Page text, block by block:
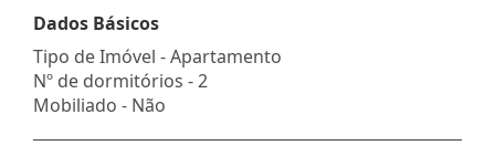
Dados Básicos
Tipo de Imóvel - Apartamento
Nº de dormitórios - 2
Mobiliado - Não